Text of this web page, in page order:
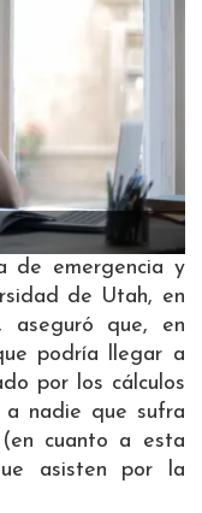
de emergencia y
de Utah, en
aseguró que, en
podría llegar a
por los cálculos
a nadie que sufra
cuanto a esta
asisten por la